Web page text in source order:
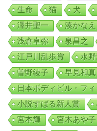
生命
猫 犬
澤井聖一
湊かなえ
浅倉卓弥
泉昌之
江戸川乱歩賞
水
曽野綾子
早見和真
日本ボディビル・フ
小説すばる新人賞
宮本輝
宮木あや子